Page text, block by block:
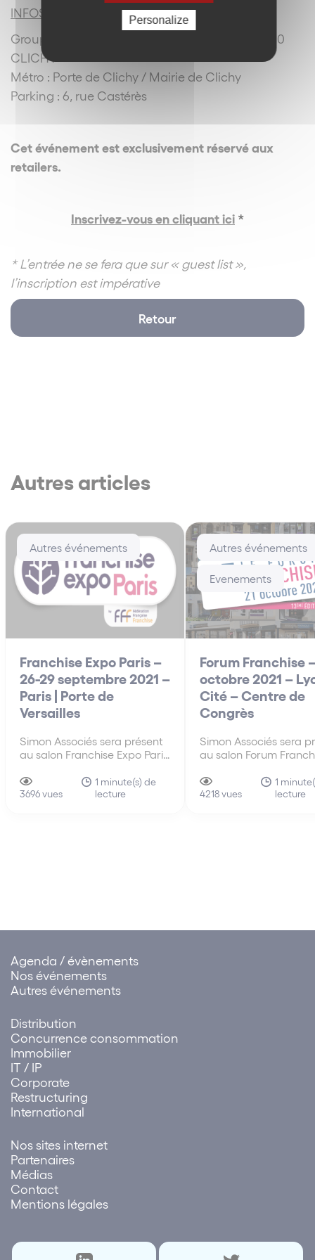
INFOS PRATIQUES
Groupe Etam – 57-59, rue Henri Barbusse – 92110
CLICHY
Métro : Porte de Clichy / Mairie de Clichy
Parking : 6, rue Castérès
Cet événement est exclusivement réservé aux
retailers.
Inscrivez-vous en cliquant ici *
* L’entrée ne se fera que sur « guest list »,
l’inscription est impérative
Retour
Autres articles
Autres événements
Franchise Expo Paris –
26-29 septembre 2021 –
Paris | Porte de
Versailles
Simon Associés sera présent
au salon Franchise Expo Paris
à Paris (Parc des Expositions,
Porte de Versailles).
3696 vues
1 minute(s) de
lecture
Autres événements
Evenements
Forum Franchise
octobre 2021 –
Cité – Centre de
Congrès
Simon Associés sera
au salon Forum
les stands C18 et D13.
4218 vues
1
lecture
Agenda / évènements
Nos événements
Autres événements
Distribution
Concurrence consommation
Immobilier
IT / IP
Corporate
Restructuring
International
Nos sites internet
Partenaires
Médias
Contact
Mentions légales
Personalize